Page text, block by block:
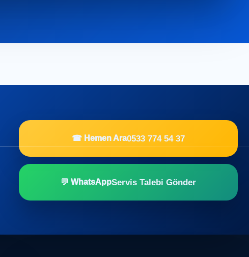
☎ Hemen Ara0533 774 54 37
💬 WhatsAppServis Talebi Gönder